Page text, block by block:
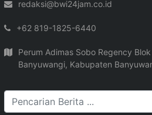
redaksi@bwi24jam.co.id
+62 819-1825-6440
Perum Adimas Sobo Regency
Banyuwangi, Kabupaten